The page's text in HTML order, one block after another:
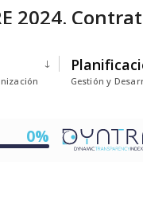
Gestión y
0%
2024.